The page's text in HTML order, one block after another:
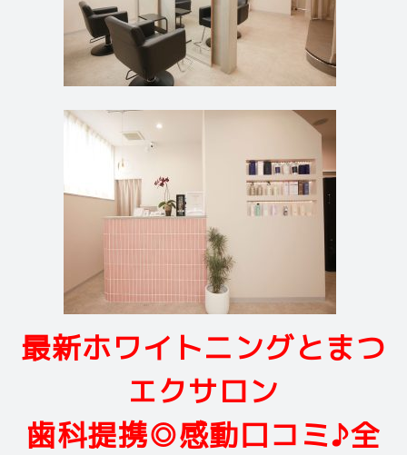
最新ホワイトニングとまつ
エクサロン
歯科提携◎感動口コミ♪全